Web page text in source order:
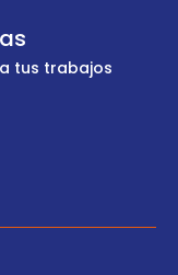
tus trabajos